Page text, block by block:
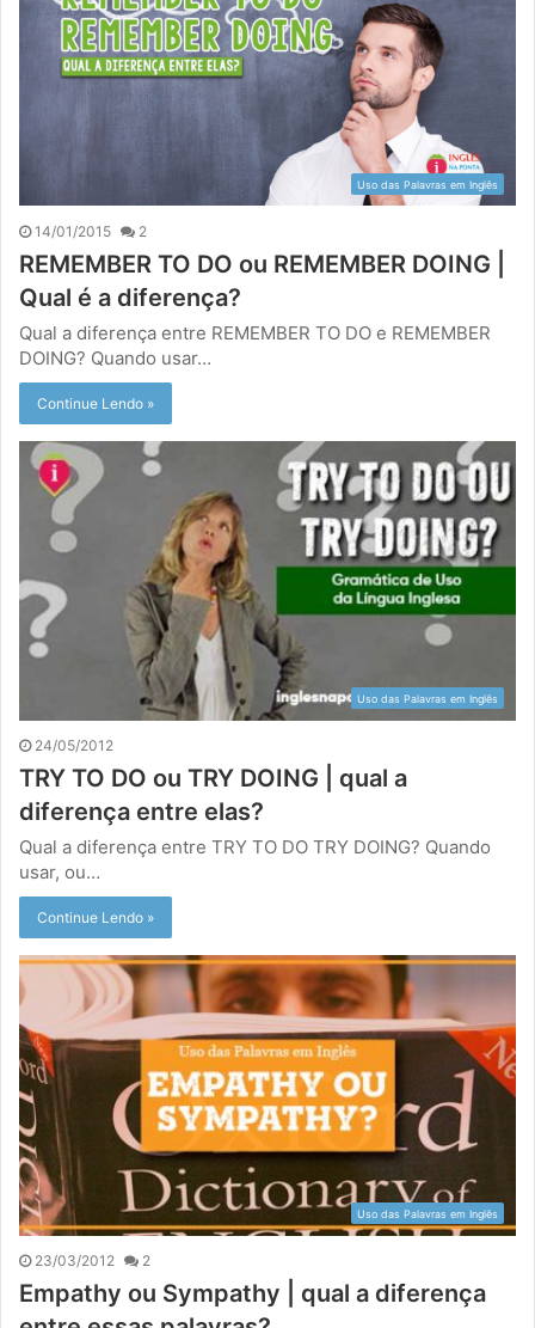
Uso das Palavras em Inglês
14/01/2015 2
REMEMBER TO DO ou REMEMBER DOING |
Qual é a diferença?
Qual a diferença entre REMEMBER TO DO e REMEMBER
DOING? Quando usar…
Continue Lendo »
Uso das Palavras em Inglês
24/05/2012
TRY TO DO ou TRY DOING | qual a
diferença entre elas?
Qual a diferença entre TRY TO DO TRY DOING? Quando
usar, ou…
Continue Lendo »
Uso das Palavras em Inglês
23/03/2012 2
Empathy ou Sympathy | qual a diferença